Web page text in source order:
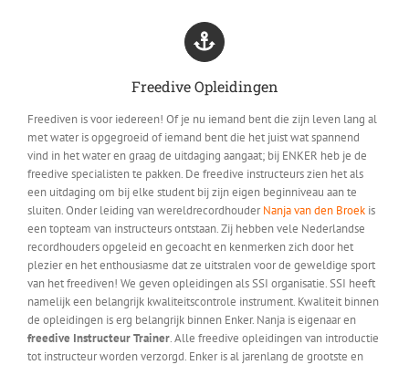
Freedive Opleidingen
Freediven is voor iedereen! Of je nu iemand bent die zijn leven lang al
met water is opgegroeid of iemand bent die het juist wat spannend
vind in het water en graag de uitdaging aangaat; bij ENKER heb je de
freedive specialisten te pakken. De freedive instructeurs zien het als
een uitdaging om bij elke student bij zijn eigen beginniveau aan te
sluiten. Onder leiding van wereldrecordhouderNanja van den Broek is
een topteam van instructeurs ontstaan. Zij hebben vele Nederlandse
recordhouders opgeleid en gecoacht en kenmerken zich door het
plezier en het enthousiasme dat ze uitstralen voor de geweldige sport
van het freediven! We geven opleidingen als SSI organisatie. SSI heeft
namelijk een belangrijk kwaliteitscontrole instrument. Kwaliteit binnen
de opleidingen is erg belangrijk binnen Enker. Nanja is eigenaar en
freedive Instructeur Trainer. Alle freedive opleidingen van introductie
tot instructeur worden verzorgd. Enker is al jarenlang de grootste en